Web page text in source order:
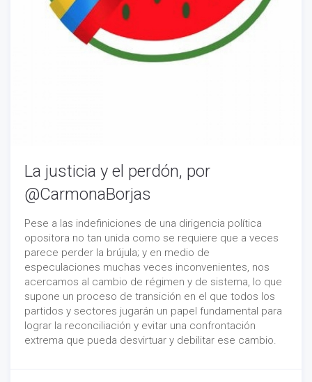
La justicia y el perdón, por
@CarmonaBorjas
Pese a las indefiniciones de una dirigencia política
opositora no tan unida como se requiere que a veces
parece perder la brújula; y en medio de
especulaciones muchas veces inconvenientes, nos
acercamos al cambio de régimen y de sistema, lo que
supone un proceso de transición en el que todos los
partidos y sectores jugarán un papel fundamental para
lograr la reconciliación y evitar una confrontación
extrema que pueda desvirtuar y debilitar ese cambio.